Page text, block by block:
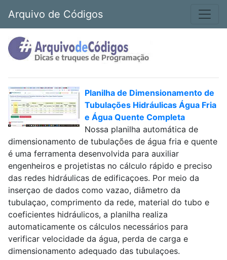
Arquivo de Códigos
Planilha de Dimensionamento de
Tubulações Hidráulicas Água Fria
e Água Quente Completa
Nossa planilha automática de
dimensionamento de tubulações de água fria e quente
é uma ferramenta desenvolvida para auxiliar
engenheiros e projetistas no cálculo rápido e preciso
das redes hidráulicas de edificaçoes. Por meio da
inserçao de dados como vazao, diâmetro da
tubulaçao, comprimento da rede, material do tubo e
coeficientes hidráulicos, a planilha realiza
automaticamente os cálculos necessários para
verificar velocidade da água, perda de carga e
dimensionamento adequado das tubulaçoes.